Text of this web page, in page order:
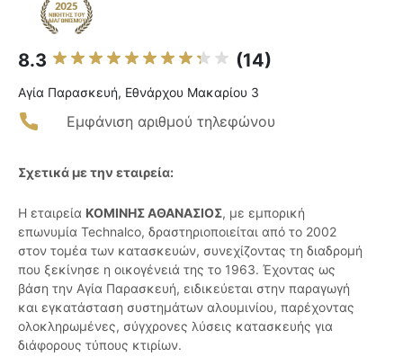
8.3 (14)
Αγία Παρασκευή, Εθνάρχου Μακαρίου 3
Εμφάνιση αριθμού τηλεφώνου
Σχετικά με την εταιρεία:
Η εταιρεία ΚΟΜΙΝΗΣ ΑΘΑΝΑΣΙΟΣ, με εμπορική
επωνυμία Technalco, δραστηριοποιείται από το 2002
στον τομέα των κατασκευών, συνεχίζοντας τη διαδρομή
που ξεκίνησε η οικογένειά της το 1963. Έχοντας ως
βάση την Αγία Παρασκευή, ειδικεύεται στην παραγωγή
και εγκατάσταση συστημάτων αλουμινίου, παρέχοντας
ολοκληρωμένες, σύγχρονες λύσεις κατασκευής για
διάφορους τύπους κτιρίων.